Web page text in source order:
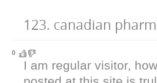
123. canadian
0
I am regular visitor,